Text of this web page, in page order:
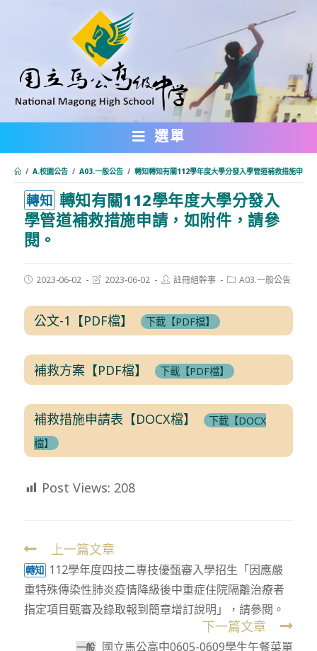
內
選單
/ A.校園公告 / A03.一般公告 / 轉知轉知有關112學年度大學分發入學管道補救措施申請
轉知 轉知有關112學年度大學分發入
學管道補救措施申請，如附件，請參
閱。
Post2023-06-02
Post2023-06-02
Post註冊組幹事
PostA03.一般公告
公文-1【PDF檔】 下載【PDF檔】
補救方案【PDF檔】 下載【PDF檔】
補救措施申請表【DOCX檔】
下載【DOCX
檔】
Post Views: 208
Read
more
articles
上一篇文章
轉知 112學年度四技二專技優甄審入學招生「因應嚴
重特殊傳染性肺炎疫情降級後中重症住院隔離治療者
指定項目甄審及錄取報到簡章增訂說明」，請參閱。
下一篇文章
一般 國立馬公高中0605-0609學生午餐菜單